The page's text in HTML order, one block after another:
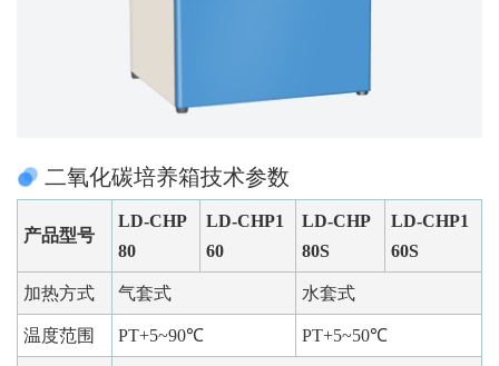
二氧化碳培养箱技术参数
产品型号
LD-CHP
80
LD-CHP1
60
LD-CHP
80S
LD-CHP1
60S
加热方式 气套式 水套式
温度范围 PT+5~90℃ PT+5~50℃